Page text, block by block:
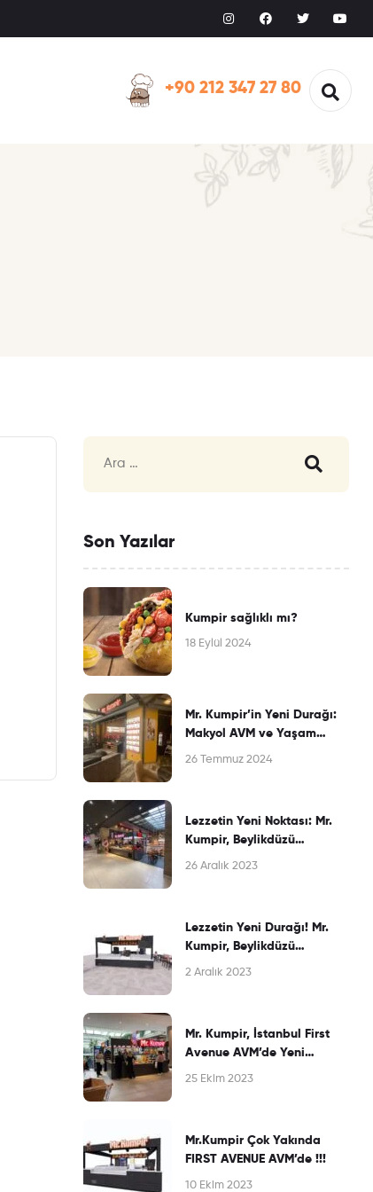
+90 212 347 27 80
Son Yazılar
Kumpir sağlıklı mı?
18 Eylül 2024
Mr. Kumpir’in Yeni Durağı:
Makyol AVM ve Yaşam
Merkezi’nde Lezzet Rüzgarı
26 Temmuz 2024
Lezzetin Yeni Noktası: Mr.
Kumpir, Beylikdüzü
Perlavista AVM’de
26 Aralık 2023
Lezzetin Yeni Durağı! Mr.
Kumpir, Beylikdüzü
Perlavista AVM’de Yepyeni
2 Aralık 2023
Mr. Kumpir, İstanbul First
Avenue AVM’de Yeni
Şubesiyle Lezzet Şölenine
25 Ekim 2023
Mr.Kumpir Çok Yakında
FIRST AVENUE AVM’de !!!
10 Ekim 2023